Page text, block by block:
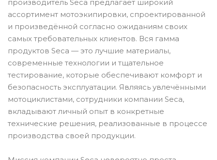
производитель Seca предлагает широкий
ассортимент мотоэкипировки, спроектированной
и произведённой согласно ожиданиям своих
самых требовательных клиентов. Вся гамма
продуктов Seca — это лучшие материалы,
современные технологии и тщательное
тестирование, которые обеспечивают комфорт и
безопасность эксплуатации. Являясь увлечёнными
мотоциклистами, сотрудники компании Seca,
вкладывают личный опыт в конкретные
технические решения, реализованные в процессе
производства своей продукции.